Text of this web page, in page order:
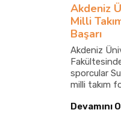
Akdeniz
Milli
Başarı
Akdeniz
sporcular
milli takım
Türkiye’ye
Devamını